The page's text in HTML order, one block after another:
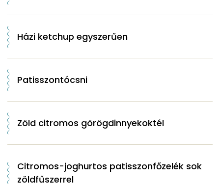
Házi ketchup egyszerűen
Patisszontócsni
Zöld citromos görögdinnyekoktél
Citromos-joghurtos patisszonfőzelék sok
zöldfűszerrel